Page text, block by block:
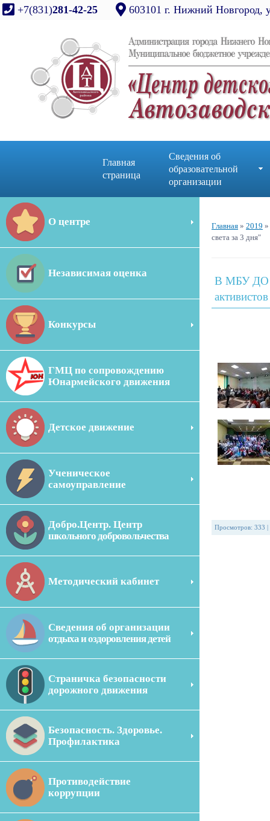
+7(831)281-42-25 603101 г. Нижний Новгород,
Главная
страница
Сведения об
образовательной
организации
О центре
Независимая оценка
Конкурсы
ГМЦ по сопровождению
Юнармейского движения
Детское движение
Ученическое
самоуправление
Добро.Центр. Центр
школьного добровольчества
Методический кабинет
Сведения об организации
отдыха и оздоровления детей
Страничка безопасности
дорожного движения
Безопасность. Здоровье.
Профилактика
Противодействие
коррупции
Главная » 2019 »
света за 3 дня"
В МБУ ДО
Просмотров: 333